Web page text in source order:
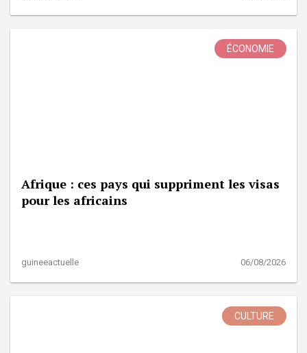
ÉCONOMIE
Afrique : ces pays qui suppriment les visas
pour les africains
guineeactuelle 06/08/2026
CULTURE